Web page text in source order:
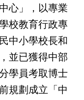
心」，以專業
校教育行政專
中小學校長和
並已獲得中部
學員考取博士
規劃成立「中